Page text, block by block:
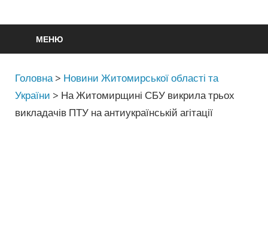
МЕНЮ
Головна > Новини Житомирської області та
України > На Житомирщині СБУ викрила трьох
викладачів ПТУ на антиукраїнській агітації